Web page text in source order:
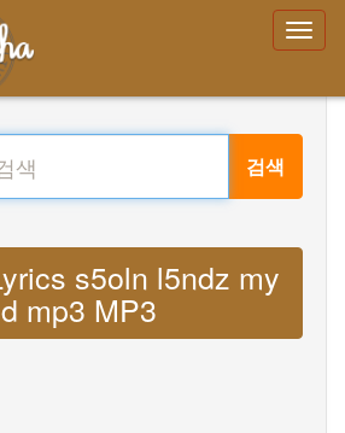
검색
s5oln l5ndz my
mp3 MP3